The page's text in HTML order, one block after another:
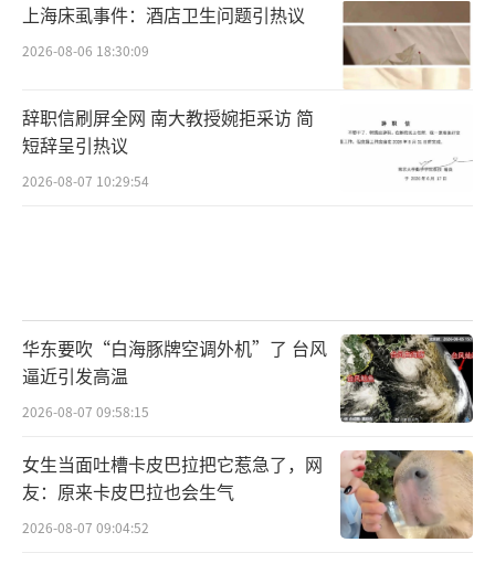
上海床虱事件：酒店卫生问题引热议
2026-08-06 18:30:09
辞职信刷屏全网 南大教授婉拒采访 简
短辞呈引热议
2026-08-07 10:29:54
华东要吹“白海豚牌空调外机”了 台风
逼近引发高温
2026-08-07 09:58:15
女生当面吐槽卡皮巴拉把它惹急了，网
友：原来卡皮巴拉也会生气
2026-08-07 09:04:52